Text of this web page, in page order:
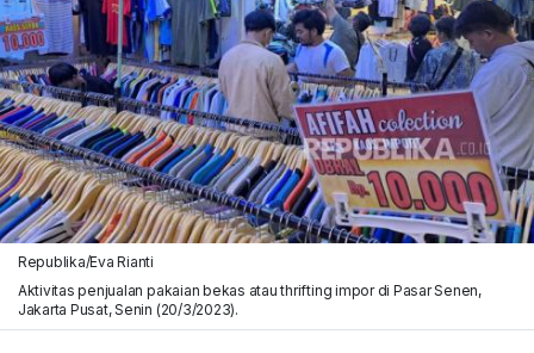
Republika/Eva Rianti
Aktivitas penjualan pakaian bekas atau thrifting impor di Pasar Senen,
Jakarta Pusat, Senin (20/3/2023).